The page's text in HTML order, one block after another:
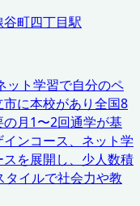
町四丁目駅
ット学習で自分のペ
に本校があり全国8
月1〜2回通学が基
ンコース、ネット学
を展開し、少人数積
イルで社会力や教